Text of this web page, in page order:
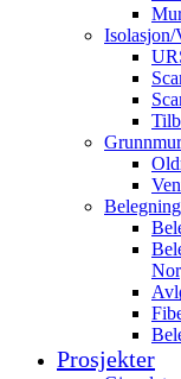
Isolasjon/
Prosjekter